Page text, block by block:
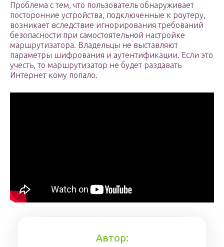
Проблема с тем, что пользователь обнаруживает
посторонние устройства, подключенные к роутеру,
возникает вследствие игнорирования требований
безопасности при самостоятельной настройке
маршрутизатора. Владельцы не выставляют
параметры шифрования и аутентификации. Если это
учесть, то маршрутизатор не будет раздавать
Интернет кому попало.
Автор: